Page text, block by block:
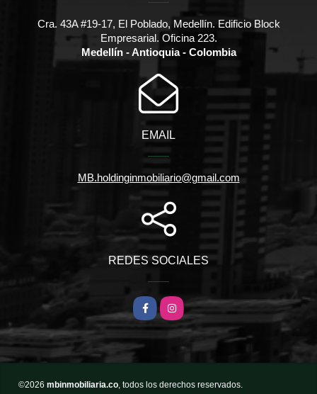
Cra. 43A #19-17, El Poblado, Medellín. Edificio Block
Empresarial. Oficina 223.
Medellín - Antioquia - Colombia
EMAIL
MB.holdinginmobiliario@gmail.com
REDES SOCIALES
FacebookInstagram
©2026 mbinmobiliaria.co, todos los derechos reservados.